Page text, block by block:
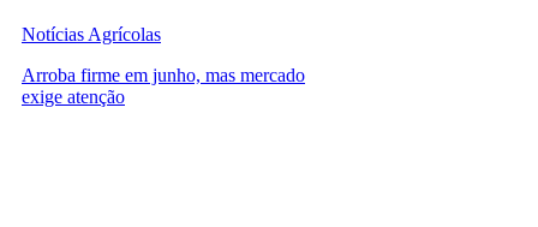
Notícias Agrícolas
Arroba firme em junho, mas mercado
exige atenção